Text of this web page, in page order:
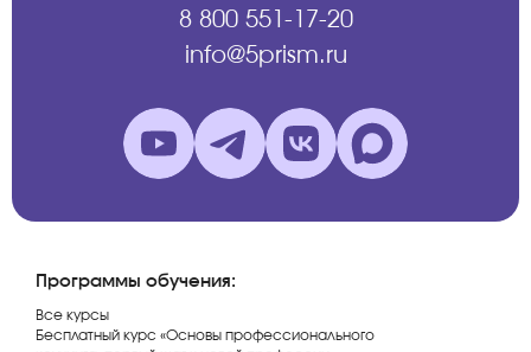
8 800 551-17-20
info@5prism.ru
Программы обучения:
Все курсы
Бесплатный курс «Основы профессионального